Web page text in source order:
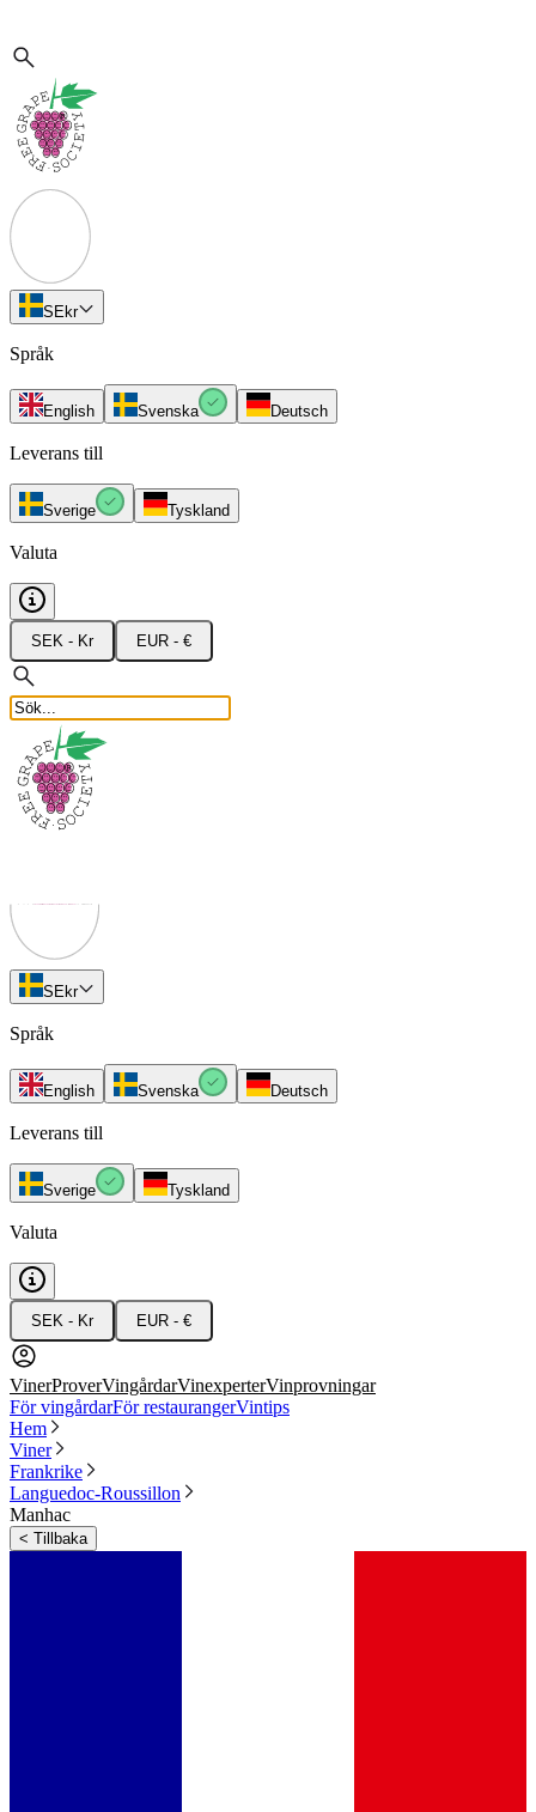
SEkr
Språk
English Svenska Deutsch
Leverans till
Sverige Tyskland
Valuta
SEK - Kr EUR - €
SEkr
Språk
English Svenska Deutsch
Leverans till
Sverige Tyskland
Valuta
SEK - Kr EUR - €
VinerProverVingårdarVinexperterVinprovningar
För vingårdarFör restaurangerVintips
Hem
Viner
Frankrike
Languedoc-Roussillon
Manhac
< Tillbaka